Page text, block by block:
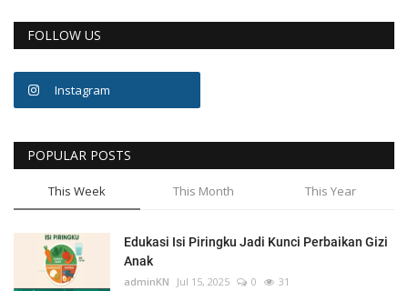
FOLLOW US
Instagram
POPULAR POSTS
This Week This Month This Year
Edukasi Isi Piringku Jadi Kunci Perbaikan Gizi
Anak
adminKN Jul 15, 2025 0 31